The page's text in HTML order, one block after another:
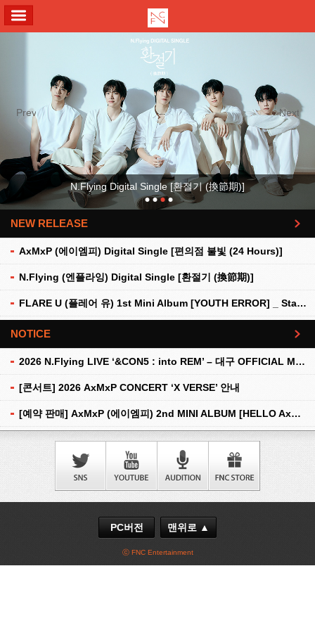
Previous Next
N.Flying Digital Single [환절기 (換節期)]
NEW RELEASE
AxMxP (에이엠피) Digital Single [편의점 불빛 (24 Hours)]
N.Flying (엔플라잉) Digital Single [환절기 (換節期)]
FLARE U (플레어 유) 1st Mini Album [YOUTH ERROR] _ Stationery Kit Ver.
더보기
NOTICE
2026 N.Flying LIVE ‘&CON5 : into REM’ – 대구 OFFICIAL MD 현장 판매 안내
[콘서트] 2026 AxMxP CONCERT ‘X VERSE’ 안내
[예약 판매] AxMxP (에이엠피) 2nd MINI ALBUM [HELLO AxMxP] 예약 판매 안내
더보기
PC버전 맨위로 ▲
ⓒ FNC Entertainment